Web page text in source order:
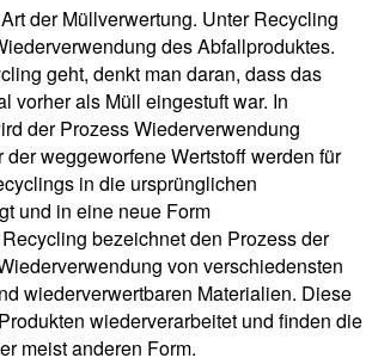
der Müllverwertung. Unter Recycling
des Abfallproduktes.
geht, denkt man daran, dass das
vorher als Müll eingestuft war. In
der Prozess Wiederverwendung
weggeworfene Wertstoff werden für
in die ursprünglichen
und in eine neue Form
bezeichnet den Prozess der
von verschiedensten
wiederverwertbaren Materialien. Diese
wiederverarbeitet und finden die
meist anderen Form.